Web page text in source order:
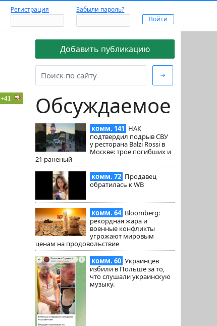
Регистрация Забыли пароль?
Добавить публикацию
→
Обсуждаемое
комм. 141 НАК
подтвердил подрыв СВУ
у ресторана Balzi Rossi в
Москве: трое погибших и
21 раненый
комм. 72 Продавец
обратилась к WB
комм. 64 Bloomberg:
рекордная жара и
военные конфликты
угрожают мировым
ценам на продовольствие
комм. 60 Украинцев
избили в Польше за то,
что слушали украинскую
музыку.
+41